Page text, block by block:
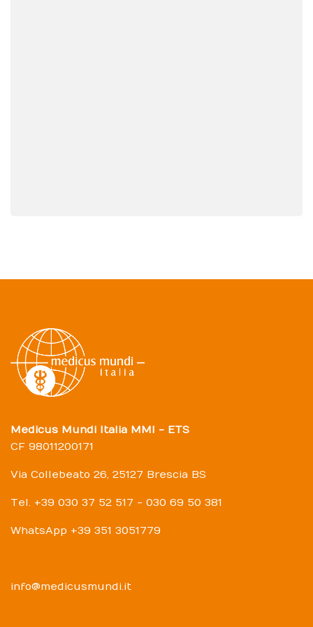
Medicus Mundi Italia MMI - ETS
CF 98011200171
Via Collebeato 26, 25127 Brescia BS
Tel. +39 030 37 52 517 - 030 69 50 381
WhatsApp +39 351 3051779
info@medicusmundi.it